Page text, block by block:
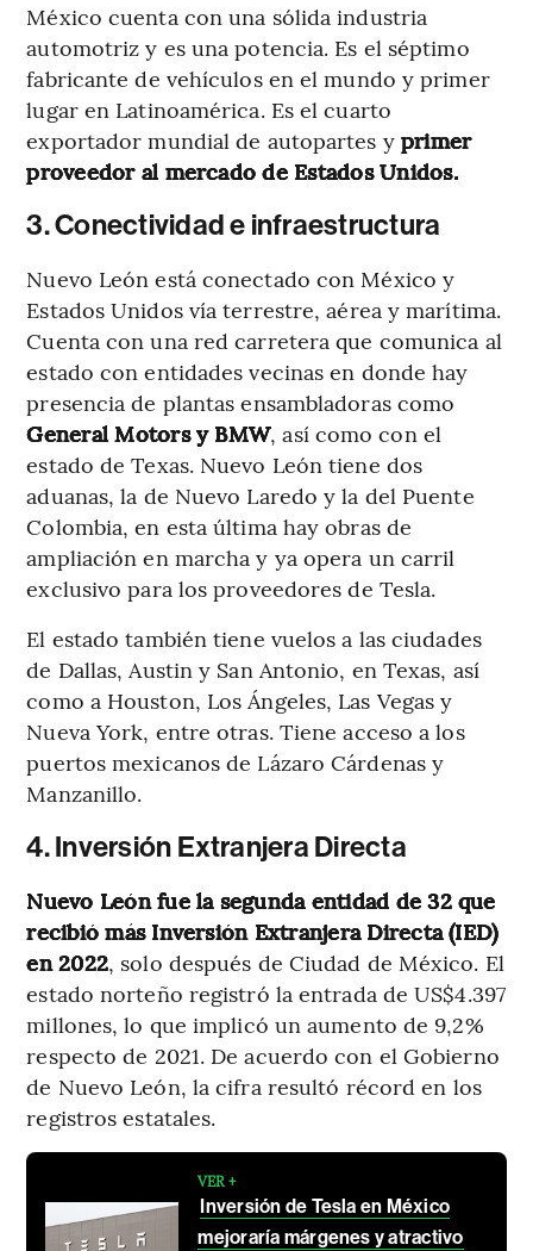
México cuenta con una sólida industria
automotriz y es una potencia. Es el séptimo
fabricante de vehículos en el mundo y primer
lugar en Latinoamérica. Es el cuarto
exportador mundial de autopartes y primer
proveedor al mercado de Estados Unidos.
3. Conectividad e infraestructura
Nuevo León está conectado con México y
Estados Unidos vía terrestre, aérea y marítima.
Cuenta con una red carretera que comunica al
estado con entidades vecinas en donde hay
presencia de plantas ensambladoras como
General Motors y BMW, así como con el
estado de Texas. Nuevo León tiene dos
aduanas, la de Nuevo Laredo y la del Puente
Colombia, en esta última hay obras de
ampliación en marcha y ya opera un carril
exclusivo para los proveedores de Tesla.
El estado también tiene vuelos a las ciudades
de Dallas, Austin y San Antonio, en Texas, así
como a Houston, Los Ángeles, Las Vegas y
Nueva York, entre otras. Tiene acceso a los
puertos mexicanos de Lázaro Cárdenas y
Manzanillo.
4. Inversión Extranjera Directa
Nuevo León fue la segunda entidad de 32 que
recibió más Inversión Extranjera Directa (IED)
en 2022, solo después de Ciudad de México. El
estado norteño registró la entrada de US$4.397
millones, lo que implicó un aumento de 9,2%
respecto de 2021. De acuerdo con el Gobierno
de Nuevo León, la cifra resultó récord en los
registros estatales.
VER +
Inversión de Tesla en México
mejoraría márgenes y atractivo